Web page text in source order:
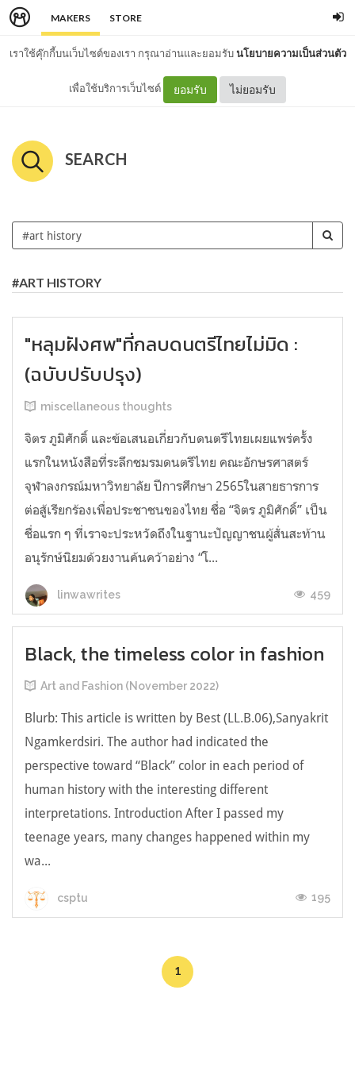
MAKERS STORE
เราใช้คุ๊กกี้บนเว็บไซต์ของเรา กรุณาอ่านและยอมรับนโยบายความเป็นส่วนตัว
เพื่อใช้บริการเว็บไซต์ ยอมรับ ไม่ยอมรับ
SEARCH
#ART HISTORY
"หลุมฝังศพ"ที่กลบดนตรีไทยไม่มิด :
(ฉบับปรับปรุง)
miscellaneous thoughts
จิตร ภูมิศักดิ์ และข้อเสนอเกี่ยวกับดนตรีไทยเผยแพร่ครั้ง
แรกในหนังสือที่ระลึกชมรมดนตรีไทย คณะอักษรศาสตร์
จุฬาลงกรณ์มหาวิทยาลัย ปีการศึกษา 2565ในสายธารการ
ต่อสู้เรียกร้องเพื่อประชาชนของไทย ชื่อ “จิตร ภูมิศักดิ์” เป็น
ชื่อแรก ๆ ที่เราจะประหวัดถึงในฐานะปัญญาชนผู้สั่นสะท้าน
อนุรักษ์นิยมด้วยงานค้นคว้าอย่าง “โ...
linwawrites 459
Black, the timeless color in fashion
Art and Fashion (November 2022)
Blurb: This article is written by Best (LL.B.06),Sanyakrit
Ngamkerdsiri. The author had indicated the
perspective toward “Black” color in each period of
human history with the interesting different
interpretations. Introduction After I passed my
teenage years, many changes happened within my
wa...
csptu 195
1